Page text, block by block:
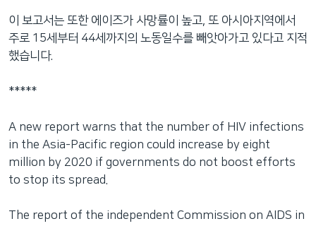
이
로
이
등
이 보고서는 또한 에이즈가 사망률이 높고, 또 아시아지역에서
주로 15세부터 44세까지의 노동일수를 빼앗아가고 있다고 지적
했습니다.
*****
A new report warns that the number of HIV infections
in the Asia-Pacific region could increase by eight
million by 2020 if governments do not boost efforts
to stop its spread.
The report of the independent Commission on AIDS in